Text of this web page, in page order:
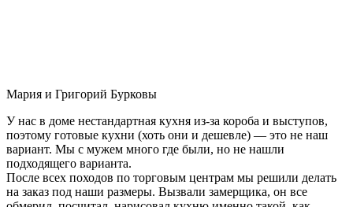
Мария и Григорий Бурковы
У нас в доме нестандартная кухня из-за короба и выступов,
поэтому готовые кухни (хоть они и дешевле) — это не наш
вариант. Мы с мужем много где были, но не нашли
подходящего варианта.
После всех походов по торговым центрам мы решили делать
на заказ под наши размеры. Вызвали замерщика, он все